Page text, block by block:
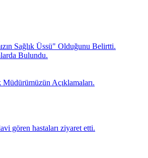
Sağlık Üssü" Olduğunu Belirtti.
Bulundu.
Açıklamaları.
gören hastaları ziyaret etti.